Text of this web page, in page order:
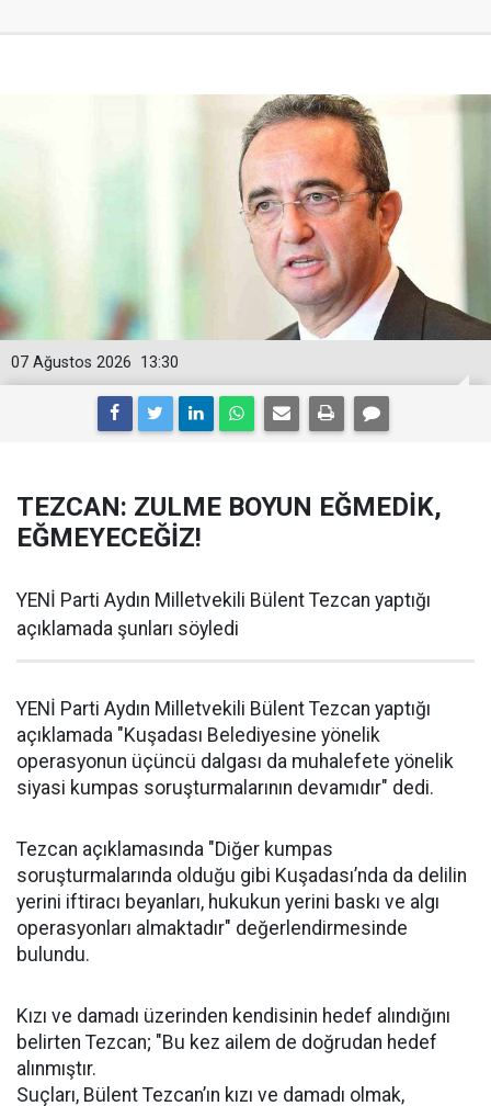
13:30
07 Ağustos 2026
TEZCAN: ZULME BOYUN EĞMEDİK,
EĞMEYECEĞİZ!
YENİ Parti Aydın Milletvekili Bülent Tezcan yaptığı
açıklamada şunları söyledi
YENİ Parti Aydın Milletvekili Bülent Tezcan yaptığı
açıklamada "Kuşadası Belediyesine yönelik
operasyonun üçüncü dalgası da muhalefete yönelik
siyasi kumpas soruşturmalarının devamıdır" dedi.
Tezcan açıklamasında "Diğer kumpas
soruşturmalarında olduğu gibi Kuşadası’nda da delilin
yerini iftiracı beyanları, hukukun yerini baskı ve algı
operasyonları almaktadır" değerlendirmesinde
bulundu.
Kızı ve damadı üzerinden kendisinin hedef alındığını
belirten Tezcan; "Bu kez ailem de doğrudan hedef
alınmıştır.
Suçları, Bülent Tezcan’ın kızı ve damadı olmak,